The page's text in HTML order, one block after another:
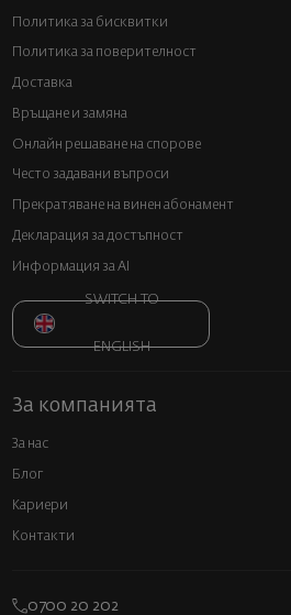
Политика за бисквитки
Политика за поверителност
Доставка
Връщане и замяна
Онлайн решаване на спорове
Често задавани въпроси
Прекратяване на винен абонамент
Декларация за достъпност
Информация за AI
SWITCH TO
ENGLISH
За компанията
За нас
Блог
Кариери
Контакти
0700 20 202